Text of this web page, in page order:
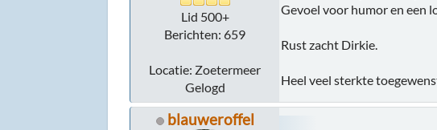
Lid 500+
Berichten: 659
Locatie: Zoetermeer
Gelogd
Gevoel voor humor en een
Rust zacht Dirkie.
Heel veel sterkte
blauweroffel